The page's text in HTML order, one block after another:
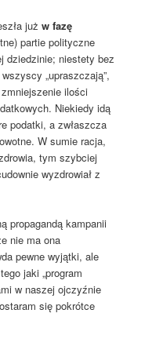
jużw fazę
partie polityczne
dziedzinie; niestety bez
„upraszczają”,
zmniejszenie ilości
Niekiedy idą
podatki, a zwłaszcza
W sumie racja,
tym szybciej
wyzdrowiał z
propagandą kampanii
nie ma ona
pewne wyjątki, ale
jaki „program
w naszej ojczyźnie
się pokrótce